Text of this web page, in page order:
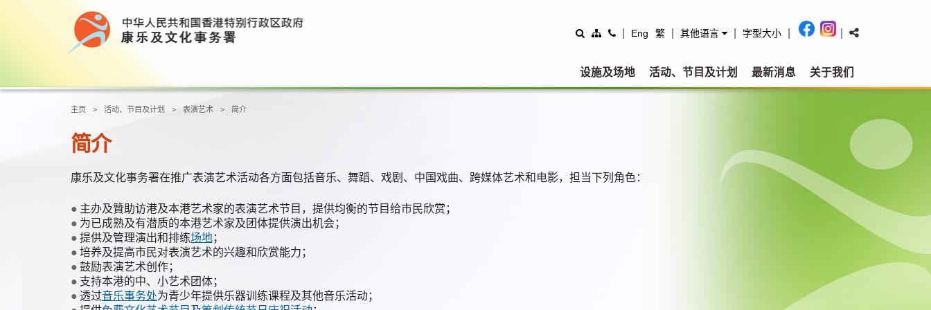
Eng 繁 其他语言 字型大小
设施及场地 活动、节目及计划 最新消息 关于我们
主页 活动、节目及计划 表演艺术 简介
简介
康乐及文化事务署在推广表演艺术活动各方面包括音乐、舞蹈、戏剧、中国戏曲、跨媒体艺术和电影，担当下列角色：
主办及贊助访港及本港艺术家的表演艺术节目，提供均衡的节目给市民欣赏；
为已成熟及有潜质的本港艺术家及团体提供演出机会；
提供及管理演出和排练场地；
培养及提高市民对表演艺术的兴趣和欣赏能力；
鼓励表演艺术创作；
支持本港的中、小艺术团体；
透过音乐事务处为青少年提供乐器训练课程及其他音乐活动；